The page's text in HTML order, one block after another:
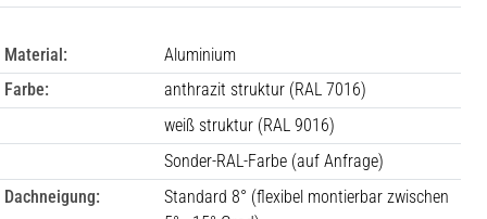
Material:
Aluminium
Farbe:
anthrazit struktur (RAL 7016)
weiß struktur (RAL 9016)
Sonder-RAL-Farbe (auf Anfrage)
Dachneigung:
Standard 8° (flexibel montierbar zwischen